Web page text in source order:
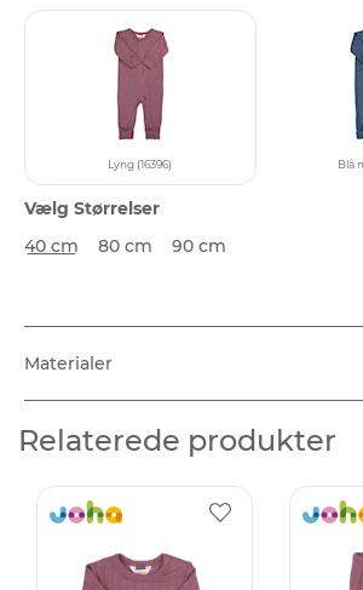
Lyng (16396) Blå
Vælg Størrelser
40 cm
80 cm
90 cm
Materialer
Relaterede produkter